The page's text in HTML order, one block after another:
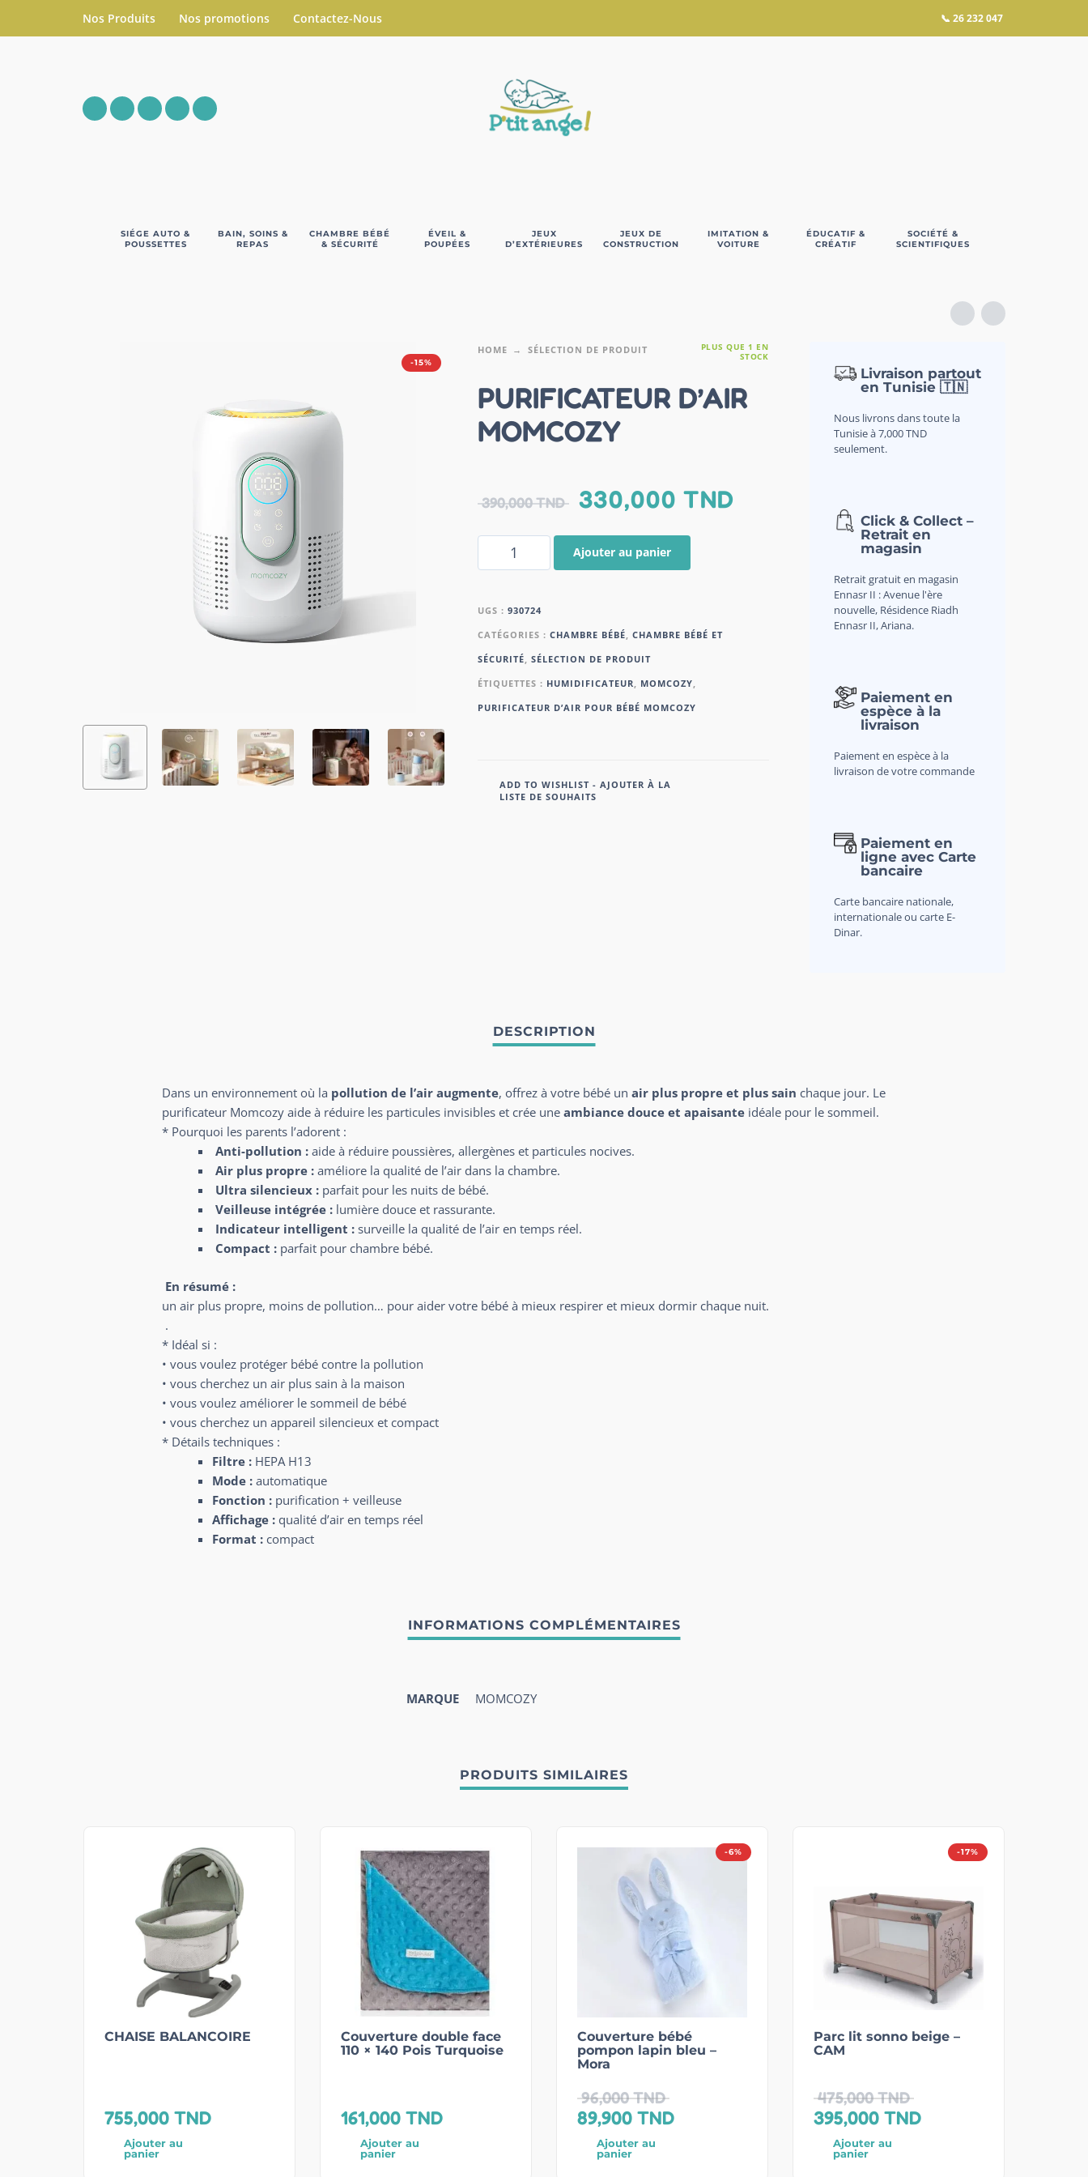
Nos Produits Nos promotions Contactez-Nous 📞 26 232 047
SIÉGE AUTO &
POUSSETTES
BAIN, SOINS &
REPAS
CHAMBRE BÉBÉ
& SÉCURITÉ
ÉVEIL &
POUPÉES
JEUX
D’EXTÉRIEURES
JEUX DE
CONSTRUCTION
IMITATION &
VOITURE
ÉDUCATIF &
CRÉATIF
SOCIÉTÉ &
SCIENTIFIQUES
-15%
HOME SÉLECTION DE PRODUIT
PLUS QUE 1 EN
STOCK
PURIFICATEUR D’AIR
MOMCOZY
390,000TND 330,000 TND
Ajouter au panier
UGS : 930724
CATÉGORIES : CHAMBRE BÉBÉ, CHAMBRE BÉBÉ ET
SÉCURITÉ, SÉLECTION DE PRODUIT
ÉTIQUETTES : HUMIDIFICATEUR, MOMCOZY,
PURIFICATEUR D’AIR POUR BÉBÉ MOMCOZY
ADD TO WISHLIST - AJOUTER À LA
LISTE DE SOUHAITS
Livraison partout
en Tunisie 🇹🇳
Nous livrons dans toute la
Tunisie à 7,000 TND
seulement.
Click & Collect –
Retrait en
magasin
Retrait gratuit en magasin
Ennasr II : Avenue l'ère
nouvelle, Résidence Riadh
Ennasr II, Ariana.
Paiement en
espèce à la
livraison
Paiement en espèce à la
livraison de votre commande
Paiement en
ligne avec Carte
bancaire
Carte bancaire nationale,
internationale ou carte E-
Dinar.
Dans un environnement où la pollution de l’air augmente, offrez à votre bébé un air plus propre et plus sain chaque jour. Le
purificateur Momcozy aide à réduire les particules invisibles et crée une ambiance douce et apaisanteidéale pour le sommeil.
* Pourquoi les parents l’adorent :
Anti-pollution : aide à réduire poussières, allergènes et particules nocives.
Air plus propre : améliore la qualité de l’air dans la chambre.
Ultra silencieux : parfait pour les nuits de bébé.
Veilleuse intégrée : lumière douce et rassurante.
Indicateur intelligent : surveille la qualité de l’air en temps réel.
Compact : parfait pour chambre bébé.
En résumé :
un air plus propre, moins de pollution… pour aider votre bébé à mieux respirer et mieux dormir chaque nuit.
.
* Idéal si :
• vous voulez protéger bébé contre la pollution
• vous cherchez un air plus sain à la maison
• vous voulez améliorer le sommeil de bébé
• vous cherchez un appareil silencieux et compact
* Détails techniques :
Filtre : HEPA H13
Mode : automatique
Fonction : purification + veilleuse
Affichage : qualité d’air en temps réel
Format : compact
MARQUE MOMCOZY
PRODUITS SIMILAIRES
CHAISE BALANCOIRE
755,000 TND
Ajouter au
panier
Couverture double face
110 × 140 Pois Turquoise
161,000 TND
Ajouter au
panier
-6%
Couverture bébé
pompon lapin bleu –
Mora
96,000TND
89,900 TND
Ajouter au
panier
-17%
Parc lit sonno beige –
CAM
475,000TND
395,000 TND
Ajouter au
panier